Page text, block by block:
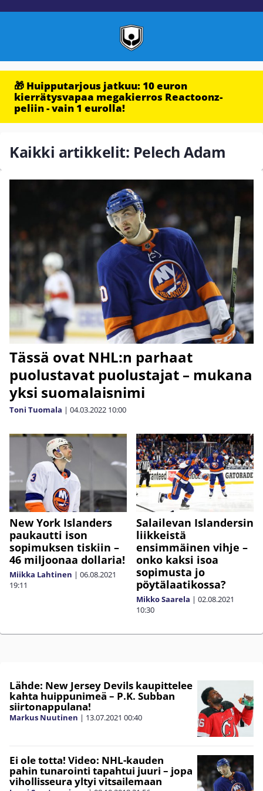
🎁 Huipputarjous jatkuu: 10 euron
kierrätysvapaa megakierros Reactoonz-
peliin - vain 1 eurolla!
Kaikki artikkelit: Pelech Adam
Tässä ovat NHL:n parhaat
puolustavat puolustajat – mukana
yksi suomalaisnimi
Toni Tuomala | 04.03.2022 10:00
New York Islanders
paukautti ison
sopimuksen tiskiin –
46 miljoonaa dollaria!
Miikka Lahtinen | 06.08.2021
19:11
Salailevan Islandersin
liikkeistä
ensimmäinen vihje –
onko kaksi isoa
sopimusta jo
pöytälaatikossa?
Mikko Saarela | 02.08.2021
10:30
Lähde: New Jersey Devils kaupittelee
kahta huippunimeä – P.K. Subban
siirtonappulana!
Markus Nuutinen | 13.07.2021 00:40
Ei ole totta! Video: NHL-kauden
pahin tunarointi tapahtui juuri – jopa
vihollisseura yltyi vitsailemaan